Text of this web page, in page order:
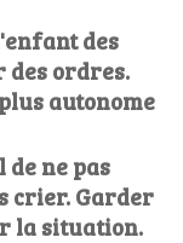
des
des ordres.
autonome
de ne pas
crier. Garder
la situation.